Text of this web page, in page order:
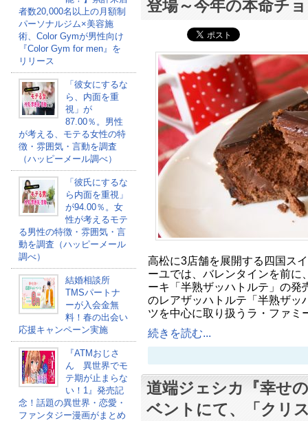
者数20,000名以上の月額制
パーソナルジム×美容施
術、Color Gymが男性向け
『Color Gym for men』を
リリース
「彼女にするな
ら、内面を重
視」が
87.00％。男性
が考える、モテる女性の特
徴・雰囲気・言動を調査
（ハッピーメール調べ）
「彼氏にするな
ら内面を重視」
が94.00％。女
性が考えるモテ
る男性の特徴・雰囲気・言
動を調査（ハッピーメール
調べ）
結婚相談所
TMSパートナ
ーが入会金無
料！春の出会い
応援キャンペーン実施
『ATMおじさ
ん 異世界でモ
テ期が止まらな
い！1』発売記
念！話題の異世界・恋愛・
ファンタジー漫画がまとめ
登場～今年の本命チ
高松に3店舗を展開する四国ス
ーユでは、バレンタインを前に
ーキ「半熟ザッハトルテ」の発
のレアザッハトルテ「半熟ザッ
ツを中心に取り扱うラ・ファ
続きを読む...
道端ジェシカ『幸せ
ベントにて、「クリ